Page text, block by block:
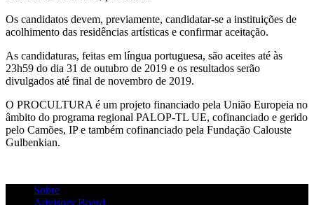
Os candidatos devem, previamente, candidatar-se a instituições de
acolhimento das residências artísticas e confirmar aceitação.
As candidaturas, feitas em língua portuguesa, são aceites até às
23h59 do dia 31 de outubro de 2019 e os resultados serão
divulgados até final de novembro de 2019.
O PROCULTURA é um projeto financiado pela União Europeia no
âmbito do programa regional PALOP-TL UE, cofinanciado e gerido
pelo Camões, IP e também cofinanciado pela Fundação Calouste
Gulbenkian.
Sobre
Advisory Board